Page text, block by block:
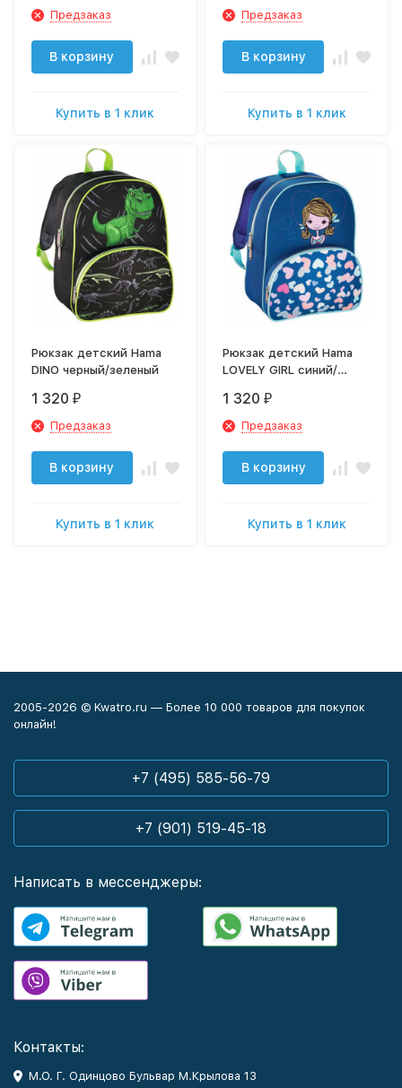
Предзаказ
В корзину
Купить в 1 клик
Предзаказ
В корзину
Купить в 1 клик
Рюкзак детский Hama
DINO черный/зеленый
1 320 ₽
Предзаказ
В корзину
Купить в 1 клик
Рюкзак детский Hama
LOVELY GIRL синий/
1 320 ₽
Предзаказ
В корзину
Купить в 1 клик
2005-2026 © Kwatro.ru — Более 10 000 товаров для покупок
онлайн!
+7 (495) 585-56-79
+7 (901) 519-45-18
Написать в мессенджеры:
Контакты:
М.О. Г. Одинцово Бульвар М.Крылова 13